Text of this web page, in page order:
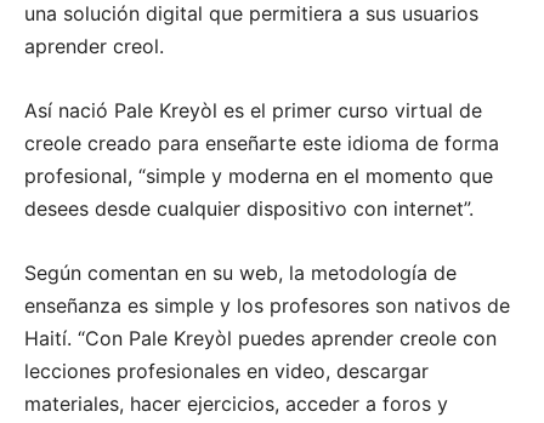
una solución digital que permitiera a sus usuarios
aprender creol.
Así nació Pale Kreyòl es el primer curso virtual de
creole creado para enseñarte este idioma de forma
profesional, “simple y moderna en el momento que
desees desde cualquier dispositivo con internet”.
Según comentan en su web, la metodología de
enseñanza es simple y los profesores son nativos de
Haití. “Con Pale Kreyòl puedes aprender creole con
lecciones profesionales en video, descargar
materiales, hacer ejercicios, acceder a foros y